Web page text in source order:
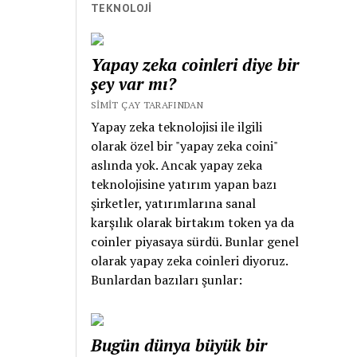
edebiyatından
yazmıştır. Hiç
mesnevi
yazmamıştır. Gazel,
kaside ve şarkı
şairidir. Nedîm, Lâle
Devri’nin sona
ermesi ile ortaya
çıkan kargaşada
rivayete göre
kaçarken bir evin
Keskin, Ümit (2014).
TEKNOLOJİ
Yapay zeka coinleri diye bir
şey var mı?
SIMIT ÇAY TARAFINDAN
Yapay zeka teknolojisi ile ilgili
olarak özel bir "yapay zeka coini"
aslında yok. Ancak yapay zeka
teknolojisine yatırım yapan bazı
şirketler, yatırımlarına sanal
karşılık olarak birtakım token ya da
coinler piyasaya sürdü. Bunlar genel
olarak yapay zeka coinleri diyoruz.
Bunlardan bazıları şunlar:
Bugün dünya büyük bir